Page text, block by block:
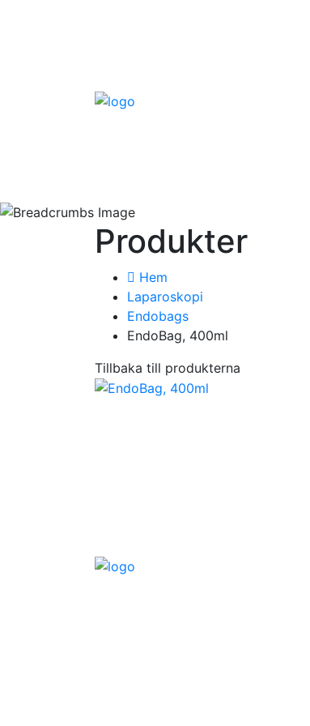
Produkter
Hem
Laparoskopi
Endobags
EndoBag, 400ml
Tillbaka till produkterna